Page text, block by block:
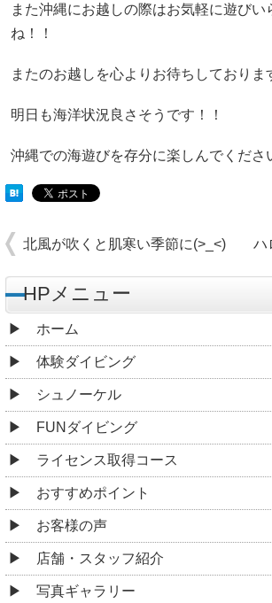
また沖縄にお越しの際はお気軽に遊びい
ね！！
またのお越しを心よりお待ちしておりま
明日も海洋状況良さそうです！！
沖縄での海遊びを存分に楽しんでくだ
北風が吹くと肌寒い季節に(>_<) ハ
HPメニュー
ホーム
体験ダイビング
シュノーケル
FUNダイビング
ライセンス取得コース
おすすめポイント
お客様の声
店舗・スタッフ紹介
写真ギャラリー